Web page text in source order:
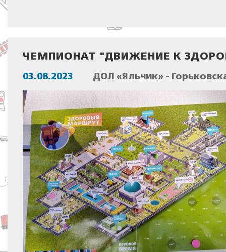
ЧЕМПИОНАТ "ДВИЖЕНИЕ К
03.08.2023 ДОЛ «Яльчик» -